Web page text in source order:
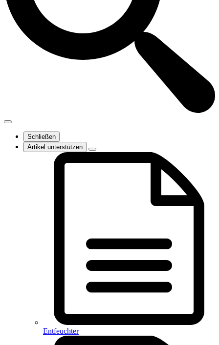
Schließen
Artikel unterstützen
Entfeuchter